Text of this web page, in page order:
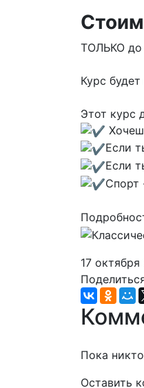
ТОЛЬКО до
Курс
Этот курс
Если
Если
Спорт
17 октября
Пока
Оставить